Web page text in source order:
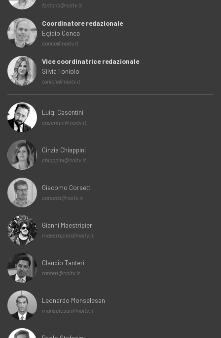
fontana@noitv.it
Coordinatore redazionale
Egidio Conca
conca@noitv.it
Vice coordinatrice redazionale
Silvia Toniolo
toniolo@noitv.it
Luigi Casentini
casentini@noitv.it
Cinzia Chiappini
chiappini@noitv.it
Giacomo Corsetti
corsetti@noitv.it
Gianni Maestripieri
maestripieri@noitv.it
Claudio Tanteri
tanteri@noitv.it
Leonardo Monselesan
monselesan@noitv.it